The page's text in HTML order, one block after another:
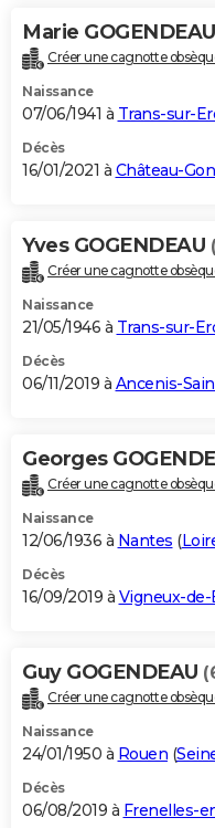
Marie GOGENDEAU
Créer une cagnotte
Naissance
07/06/1941 à Trans-sur-
Décès
16/01/2021 à Château-
Yves GOGENDEAU
Créer une cagnotte
Naissance
21/05/1946 à Trans-sur-
Décès
06/11/2019 à Ancenis-
Georges
Créer une cagnotte
Naissance
12/06/1936 à Nantes (
Décès
16/09/2019 à Vigneux-
Guy GOGENDEAU
Créer une cagnotte
Naissance
24/01/1950 à Rouen (
Décès
06/08/2019 à Frenelles-